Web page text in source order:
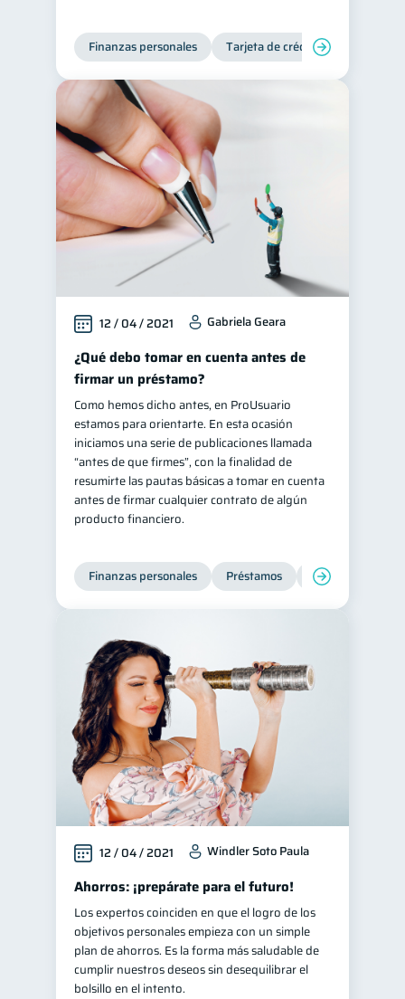
Servicios 4
Derechos & Deberes
Superintendencia de Bancos
Criptomonedas
Cuenta Abandonada
Inversiones 2
Cuenta Inactiva 1
Finanzas Personales
Finanzas en Pareja
Información financiera 1
Salud mental 1 ahorro 1
Retiro Doble sueldo
Gasto responsable 1
información financiera
Finanzas personales Tarjeta de crédito
12 / 04 / 2021 Gabriela Geara
¿Qué debo tomar en cuenta antes de
firmar un préstamo?
Como hemos dicho antes, en ProUsuario
estamos para orientarte. En esta ocasión
iniciamos una serie de publicaciones llamada
“antes de que firmes”, con la finalidad de
resumirte las pautas básicas a tomar en cuenta
antes de firmar cualquier contrato de algún
producto financiero.
Finanzas personales Préstamos Entidad
12 / 04 / 2021 Windler Soto Paula
Ahorros: ¡prepárate para el futuro!
Los expertos coinciden en que el logro de los
objetivos personales empieza con un simple
plan de ahorros. Es la forma más saludable de
cumplir nuestros deseos sin desequilibrar el
bolsillo en el intento.